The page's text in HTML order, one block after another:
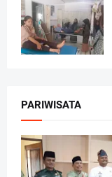
PARIWISATA